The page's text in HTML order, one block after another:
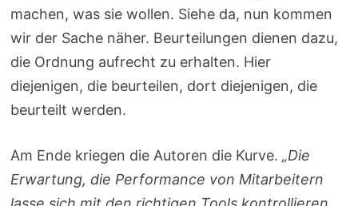
machen, was sie wollen. Siehe da, nun kommen
wir der Sache näher. Beurteilungen dienen dazu,
die Ordnung aufrecht zu erhalten. Hier
diejenigen, die beurteilen, dort diejenigen, die
beurteilt werden.
Am Ende kriegen die Autoren die Kurve.„Die
Erwartung, die Performance von Mitarbeitern